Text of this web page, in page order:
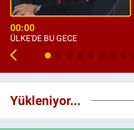
00:00
ÜLKE'DE BU GECE
Yükleniyor...